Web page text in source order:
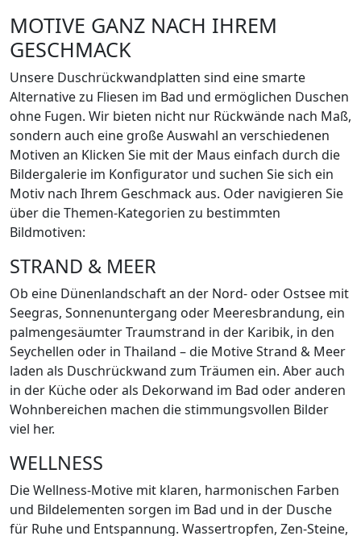
MOTIVE GANZ NACH IHREM
GESCHMACK
Unsere Duschrückwandplatten sind eine smarte
Alternative zu Fliesen im Bad und ermöglichen Duschen
ohne Fugen. Wir bieten nicht nur Rückwände nach Maß,
sondern auch eine große Auswahl an verschiedenen
Motiven an Klicken Sie mit der Maus einfach durch die
Bildergalerie im Konfigurator und suchen Sie sich ein
Motiv nach Ihrem Geschmack aus. Oder navigieren Sie
über die Themen-Kategorien zu bestimmten
Bildmotiven:
STRAND & MEER
Ob eine Dünenlandschaft an der Nord- oder Ostsee mit
Seegras, Sonnenuntergang oder Meeresbrandung, ein
palmengesäumter Traumstrand in der Karibik, in den
Seychellen oder in Thailand – die Motive Strand & Meer
laden als Duschrückwand zum Träumen ein. Aber auch
in der Küche oder als Dekorwand im Bad oder anderen
Wohnbereichen machen die stimmungsvollen Bilder
viel her.
WELLNESS
Die Wellness-Motive mit klaren, harmonischen Farben
und Bildelementen sorgen im Bad und in der Dusche
für Ruhe und Entspannung. Wassertropfen, Zen-Steine,